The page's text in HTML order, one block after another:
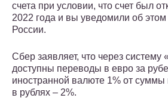
счета при условии, что счет был
2022 года и вы уведомили об
России.
Сбер заявляет, что через
доступны переводы в евро за
иностранной валюте 1% от
в рублях – 2%.